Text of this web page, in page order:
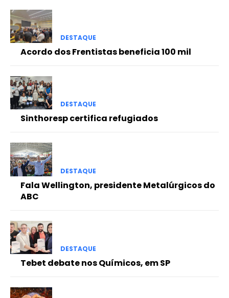
DESTAQUE
Acordo dos Frentistas beneficia 100 mil
DESTAQUE
Sinthoresp certifica refugiados
DESTAQUE
Fala Wellington, presidente Metalúrgicos do
ABC
DESTAQUE
Tebet debate nos Químicos, em SP